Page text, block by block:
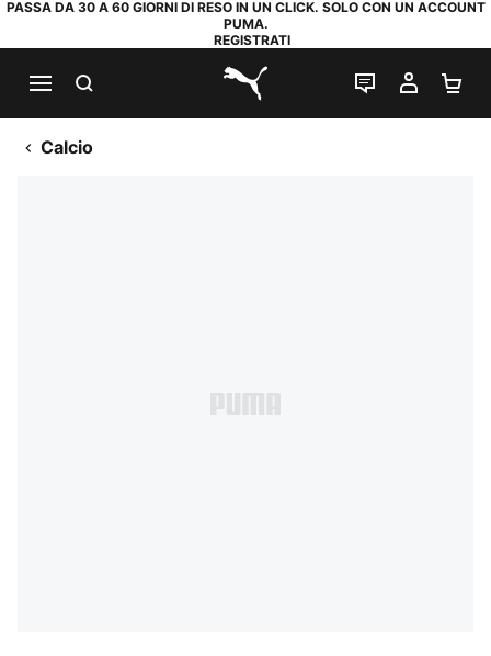
PASSA DA 30 A 60 GIORNI DI RESO IN UN CLICK. SOLO CON UN ACCOUNT
PUMA.
REGISTRATI
PUMA.com
CHAT IL MIO
Calcio